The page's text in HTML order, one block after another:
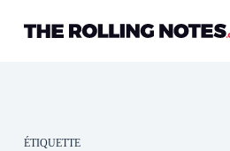
contenu
ÉTIQUETTE